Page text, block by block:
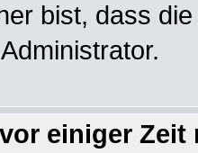
bist, dass
einiger